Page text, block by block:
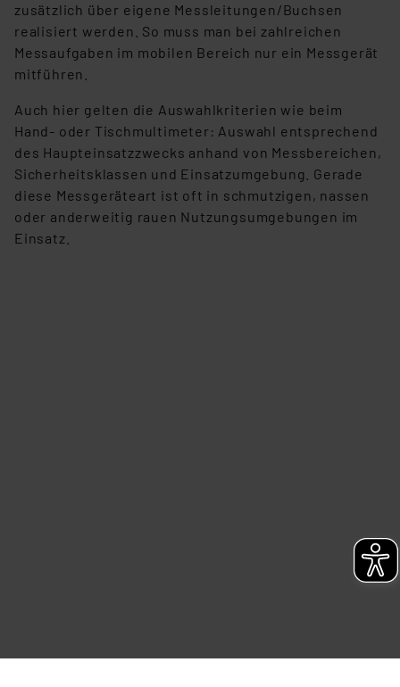
zusätzlich über eigene Messleitungen/Buchsen
realisiert werden. So muss man bei zahlreichen
Messaufgaben im mobilen Bereich nur ein Messgerät
mitführen.
Auch hier gelten die Auswahlkriterien wie beim
Hand- oder Tischmultimeter: Auswahl entsprechend
des Haupteinsatzzwecks anhand von Messbereichen,
Sicherheitsklassen und Einsatzumgebung. Gerade
diese Messgeräteart ist oft in schmutzigen, nassen
oder anderweitig rauen Nutzungsumgebungen im
Einsatz.